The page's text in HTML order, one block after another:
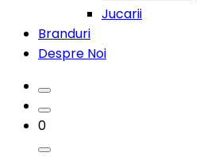
Jucarii
Branduri
Despre Noi
0